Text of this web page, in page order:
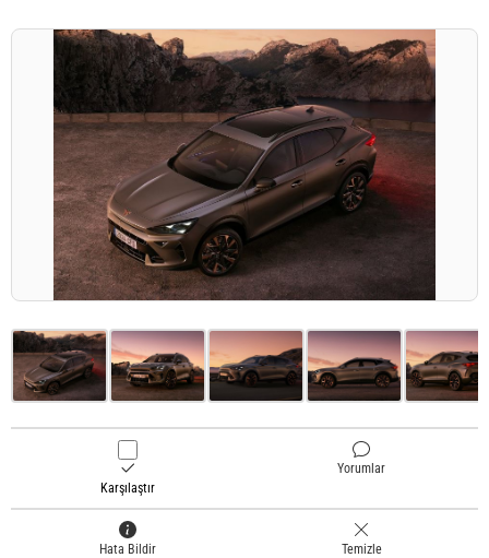
Karşılaştır
Yorumlar
Hata Bildir Temizle